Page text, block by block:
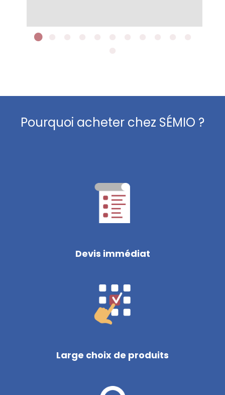
Pourquoi acheter chez SÉMIO ?
Devis immédiat
Large choix de produits